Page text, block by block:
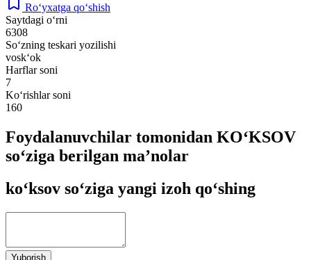
Ro‘yxatga qo‘shish
Saytdagi o‘rni
6308
So‘zning teskari yozilishi
vosk‘ok
Harflar soni
7
Ko‘rishlar soni
160
Foydalanuvchilar tomonidan KO‘KSOV
so‘ziga berilgan ma’nolar
ko‘ksov so‘ziga yangi izoh qo‘shing
Yuborish